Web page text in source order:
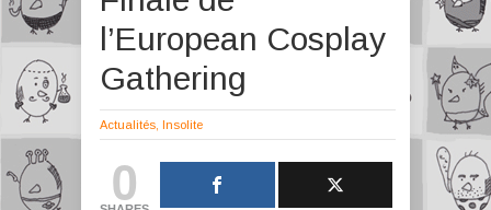
l’European Cosplay
Gathering
Actualités Insolite
0